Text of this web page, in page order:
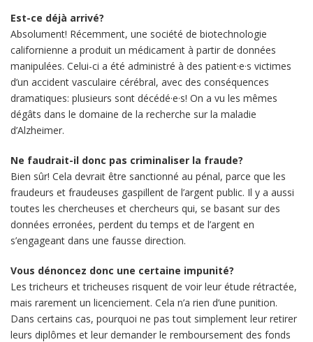
Est-ce déjà arrivé?
Absolument! Récemment, une société de biotechnologie
californienne a produit un médicament à partir de données
manipulées. Celui-ci a été administré à des patient·e·s victimes
d’un accident vasculaire cérébral, avec des conséquences
dramatiques: plusieurs sont décédé·e·s! On a vu les mêmes
dégâts dans le domaine de la recherche sur la maladie
d’Alzheimer.
Ne faudrait-il donc pas criminaliser la fraude?
Bien sûr! Cela devrait être sanctionné au pénal, parce que les
fraudeurs et fraudeuses gaspillent de l’argent public. Il y a aussi
toutes les chercheuses et chercheurs qui, se basant sur des
données erronées, perdent du temps et de l’argent en
s’engageant dans une fausse direction.
Vous dénoncez donc une certaine impunité?
Les tricheurs et tricheuses risquent de voir leur étude rétractée,
mais rarement un licenciement. Cela n’a rien d’une punition.
Dans certains cas, pourquoi ne pas tout simplement leur retirer
leurs diplômes et leur demander le remboursement des fonds